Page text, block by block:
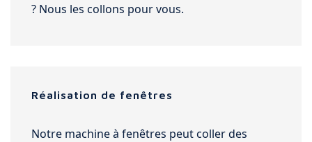
? Nous les collons pour vous.
Réalisation de fenêtres
Notre machine à fenêtres peut coller des